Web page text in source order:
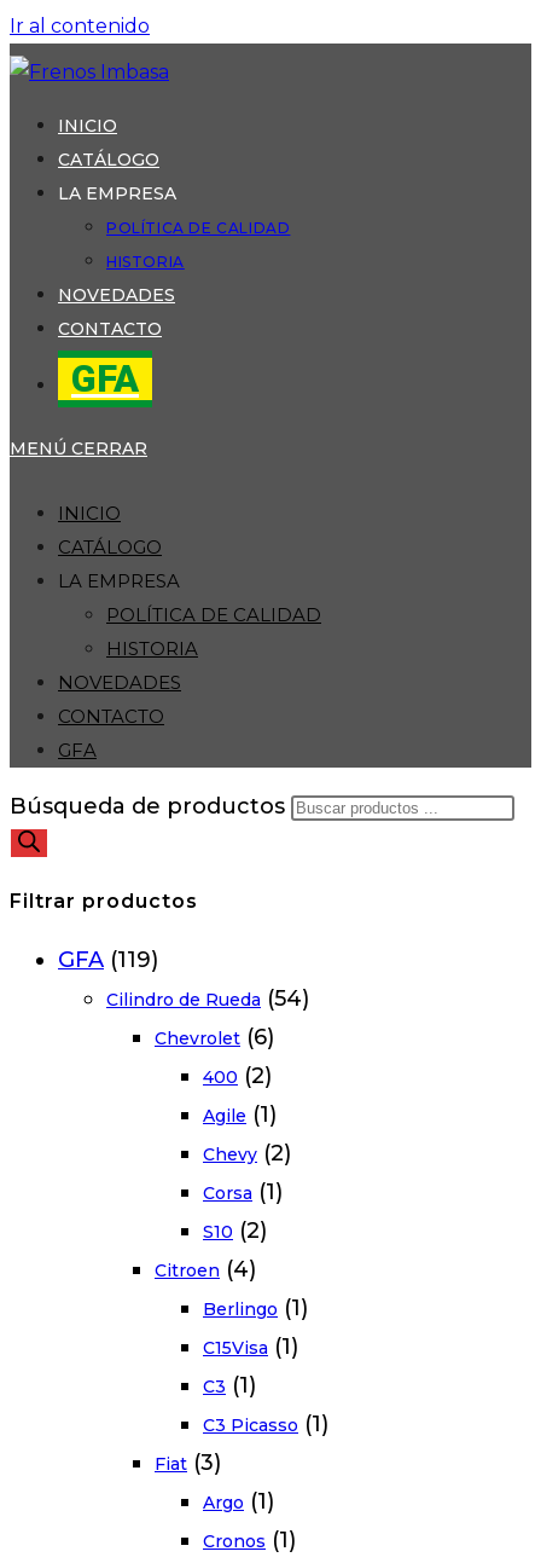
Ir al contenido
INICIO
CATÁLOGO
LA EMPRESA
POLÍTICA DE CALIDAD
HISTORIA
NOVEDADES
CONTACTO
GFA
MENÚ CERRAR
INICIO
CATÁLOGO
LA EMPRESA
POLÍTICA DE CALIDAD
HISTORIA
NOVEDADES
CONTACTO
GFA
Búsqueda de productos
Filtrar productos
GFA (119)
Cilindro de Rueda (54)
Chevrolet (6)
400 (2)
Agile (1)
Chevy (2)
Corsa (1)
S10 (2)
Citroen (4)
Berlingo (1)
C15Visa (1)
C3 (1)
C3 Picasso (1)
Fiat (3)
Argo (1)
Cronos (1)